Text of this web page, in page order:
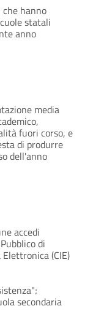
hanno
statali
anno
media
fuori corso, e
di produrre
dell'anno
accedi
di
(CIE)
secondaria